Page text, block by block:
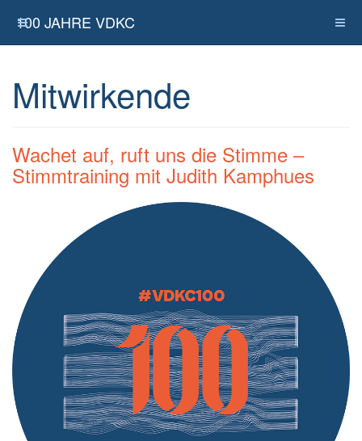
100 JAHRE VDKC
Mitwirkende
Wachet auf, ruft uns die Stimme –
Stimmtraining mit Judith Kamphues